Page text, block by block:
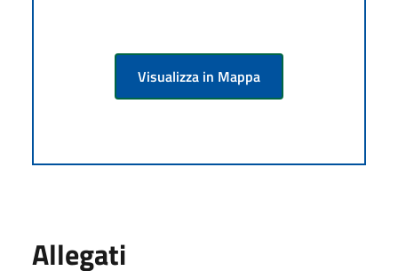
Visualizza in Mappa
Allegati